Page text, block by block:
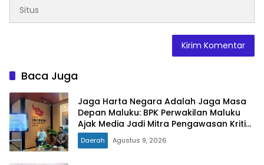
Baca Juga
Jaga Harta Negara Adalah Jaga Masa
Depan Maluku: BPK Perwakilan Maluku
Ajak Media Jadi Mitra Pengawasan Kritis
dan Berimbang
Daerah Agustus 9, 2026